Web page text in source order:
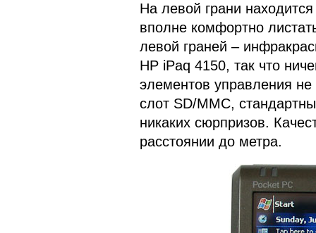
На левой грани
вполне комфортно
левой граней –
HP iPaq 4150, так что
элементов управления
слот SD/MMC,
никаких сюрпризов.
расстоянии до метра.